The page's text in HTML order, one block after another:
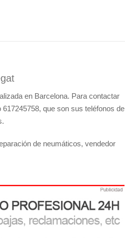
en Barcelona. Para contactar
que son sus teléfonos de
de neumáticos, vendedor